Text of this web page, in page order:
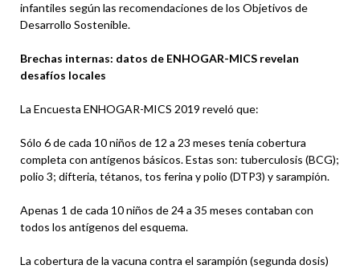
infantiles según las recomendaciones de los Objetivos de
Desarrollo Sostenible.
Brechas internas: datos de ENHOGAR-MICS revelan
desafíos locales
La Encuesta ENHOGAR-MICS 2019 reveló que:
Sólo 6 de cada 10 niños de 12 a 23 meses tenía cobertura
completa con antígenos básicos. Estas son: tuberculosis (BCG);
polio 3; difteria, tétanos, tos ferina y polio (DTP3) y sarampión.
Apenas 1 de cada 10 niños de 24 a 35 meses contaban con
todos los antígenos del esquema.
La cobertura de la vacuna contra el sarampión (segunda dosis)